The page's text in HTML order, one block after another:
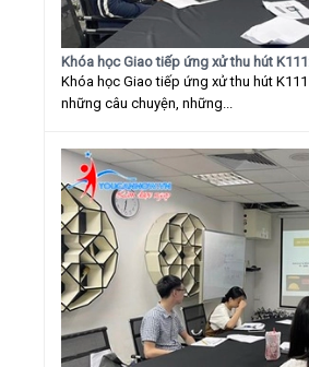
Khóa học Giao tiếp ứng xử thu hút
Khóa học Giao tiếp ứng xử thu hút
những câu chuyện, những...